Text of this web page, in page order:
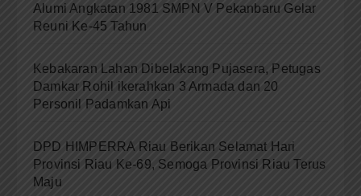
Alumi Angkatan 1981 SMPN V Pekanbaru Gelar
Reuni Ke-45 Tahun
Kebakaran Lahan Dibelakang Pujasera, Petugas
Damkar Rohil ikerahkan 3 Armada dan 20
Personil Padamkan Api
DPD HIMPERRA Riau Berikan Selamat Hari
Provinsi Riau Ke-69, Semoga Provinsi Riau Terus
Maju